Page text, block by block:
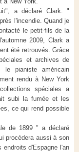
a déclaré Clark. "
l'incendie. Quand je
le petit-fils de la
2009, Clark a
été retrouvés. Grâce
et archives de
le pianiste américain
rendu à New York
spéciales a
subi la fumée et les
ce qui rend possible
de 1899 " a déclaré
procèdera aussi à son
endroits d'Espagne l'an